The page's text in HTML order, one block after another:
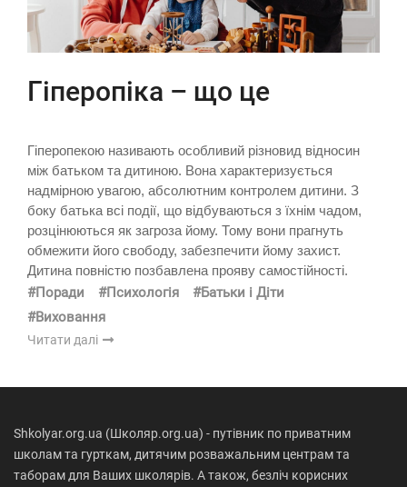
Гіперопіка – що це
Гіперопекою називають особливий різновид відносин
між батьком та дитиною. Вона характеризується
надмірною увагою, абсолютним контролем дитини. З
боку батька всі події, що відбуваються з їхнім чадом,
розцінюються як загроза йому. Тому вони прагнуть
обмежити його свободу, забезпечити йому захист.
Дитина повністю позбавлена прояву самостійності.
#Поради #Психологія
#Батьки і Діти
#Виховання
Читати далі
Shkolyar.org.ua (Школяр.org.ua) - путівник по приватним
школам та гурткам, дитячим розважальним центрам та
таборам для Ваших школярів. А також, безліч корисних